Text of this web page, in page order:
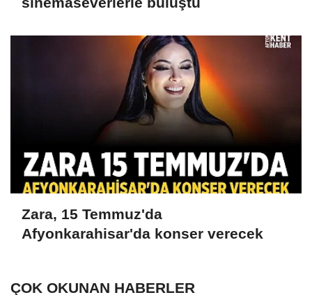
Zara, 15 Temmuz'da
Afyonkarahisar'da konser verecek
ÇOK OKUNAN HABERLER